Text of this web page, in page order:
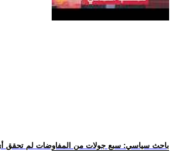
.. باحث سياسي: سبع جولات من المفاوضات لم تحقق